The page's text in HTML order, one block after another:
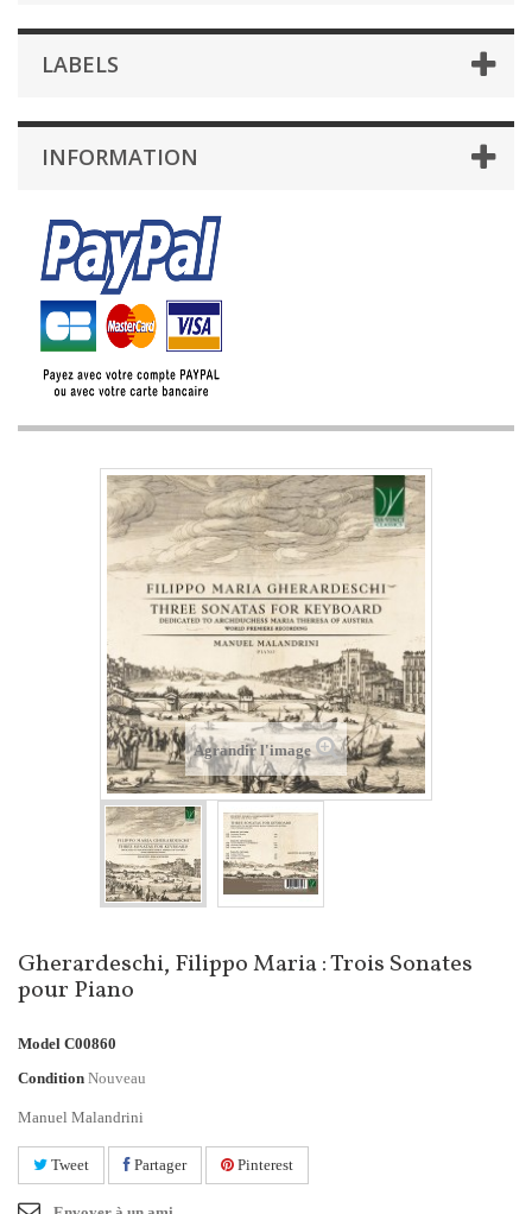
LABELS
INFORMATION
Agrandir l'image
Gherardeschi, Filippo Maria : Trois Sonates
pour Piano
Model C00860
Condition Nouveau
Manuel Malandrini
Tweet Partager Pinterest